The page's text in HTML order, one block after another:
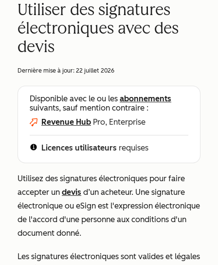
Utiliser des signatures
électroniques avec des
devis
Dernière mise à jour: 22 juillet 2026
Disponible avec le ou les abonnements
suivants, sauf mention contraire :
Revenue Hub Pro, Enterprise
Licences utilisateurs requises
Utilisez des signatures électroniques pour faire
accepter un devis d’un acheteur. Une signature
électronique ou eSign est l'expression électronique
de l'accord d'une personne aux conditions d'un
document donné.
Les signatures électroniques sont valides et légales